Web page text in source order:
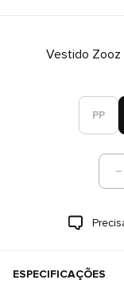
Vestido Zooz
PP
ESPECIFICAÇÕES